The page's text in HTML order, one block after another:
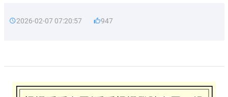
2026-02-07 07:20:57 947